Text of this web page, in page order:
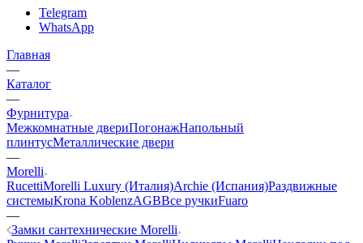
Telegram
WhatsApp
Главная
—
Каталог
—
Фурнитура
Межкомнатные двериПогонажНапольный
плинтусМеталлические двери
—
Morelli
RucettiMorelli Luxury (Италия)Archie (Испания)Раздвижные
системыKrona KoblenzAGBВсе ручкиFuaro
—
Замки сантехнические Morelli